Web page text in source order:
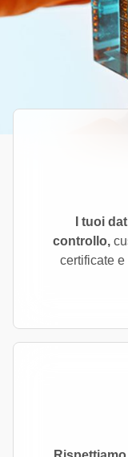
I tuoi
controllo,
certificate